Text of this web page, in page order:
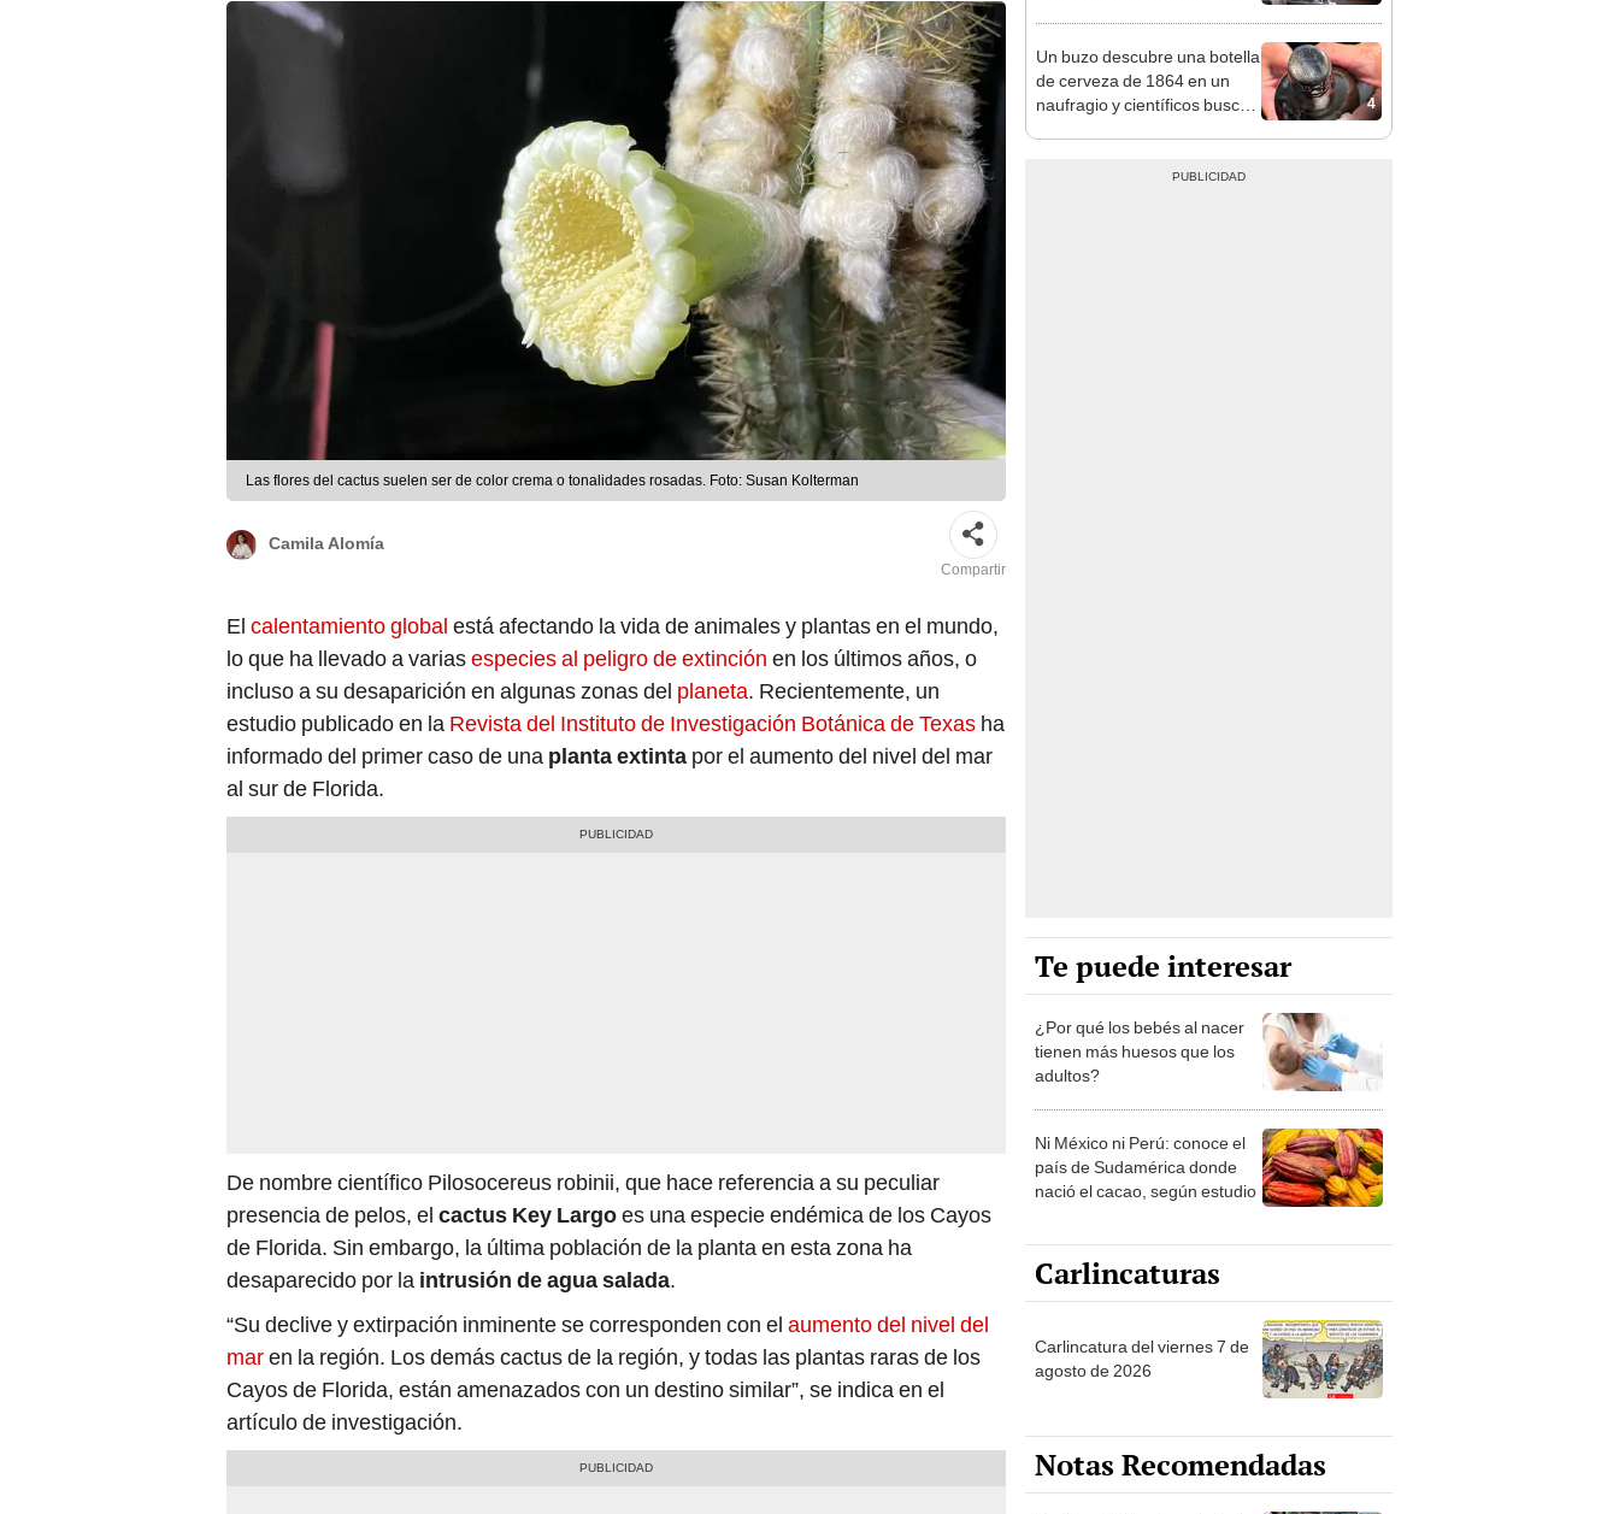
Las flores del cactus suelen ser de color crema o tonalidades rosadas. Foto: Susan Kolterman
Camila Alomía
Compartir
El calentamiento global está afectando la vida de animales y plantas en el mundo,
lo que ha llevado a variasespecies al peligro de extinción en los últimos años, o
incluso a su desaparición en algunas zonas del planeta. Recientemente, un
estudio publicado en la Revista del Instituto de Investigación Botánica de Texas ha
informado del primer caso de una planta extinta por el aumento del nivel del mar
al sur de Florida.
De nombre científico Pilosocereus robinii, que hace referencia a su peculiar
presencia de pelos, el cactus Key Largoes una especie endémica de los Cayos
de Florida. Sin embargo, la última población de la planta en esta zona ha
desaparecido por la intrusión de agua salada.
“Su declive y extirpación inminente se corresponden con el aumento del nivel del
maren la región. Los demás cactus de la región, y todas las plantas raras de los
Cayos de Florida, están amenazados con un destino similar”, se indica en el
artículo de investigación.
4
Un buzo descubre una botella
de cerveza de 1864 en un
naufragio y científicos buscan
Te puede interesar
¿Por qué los bebés al nacer
tienen más huesos que los
adultos?
Ni México ni Perú: conoce el
país de Sudamérica donde
nació el cacao, según estudio
Carlincaturas
Carlincatura del viernes 7 de
agosto de 2026
Notas Recomendadas